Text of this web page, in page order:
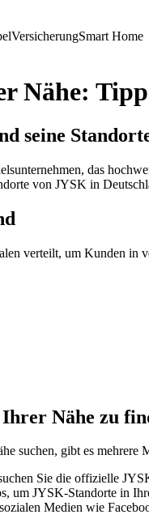
VersicherungSmart Home
Nähe:
seine
das
von JYSK in
verteilt, um Kunden in
Nähe zu
suchen, gibt es
Sie die offizielle
um JYSK-Standorte in
Medien wie